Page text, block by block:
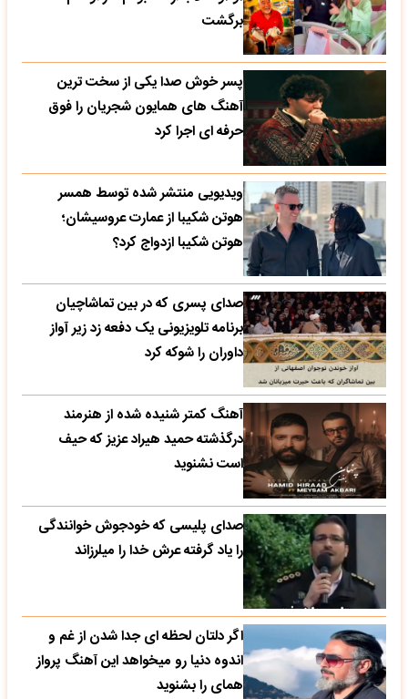
برگشت
پسر خوش صدا یکی از سخت ترین
آهنگ های همایون شجریان را فوق
حرفه ای اجرا کرد
ویدیویی منتشر شده توسط همسر
هوتن شکیبا از عمارت عروسیشان؛
هوتن شکیبا ازدواج کرد؟
صدای پسری که در بین تماشاچیان
برنامه تلویزیونی یک دفعه زد زیر آواز
داوران را شوکه کرد
آهنگ کمتر شنیده شده از هنرمند
درگذشته حمید هیراد عزیز که حیف
است نشنوید
صدای پلیسی که خودجوش خوانندگی
را یاد گرفته عرش خدا را میلرزاند
اگر دلتان لحظه ای جدا شدن از غم و
اندوه دنیا رو میخواهد این آهنگ پرواز
همای را بشنوید